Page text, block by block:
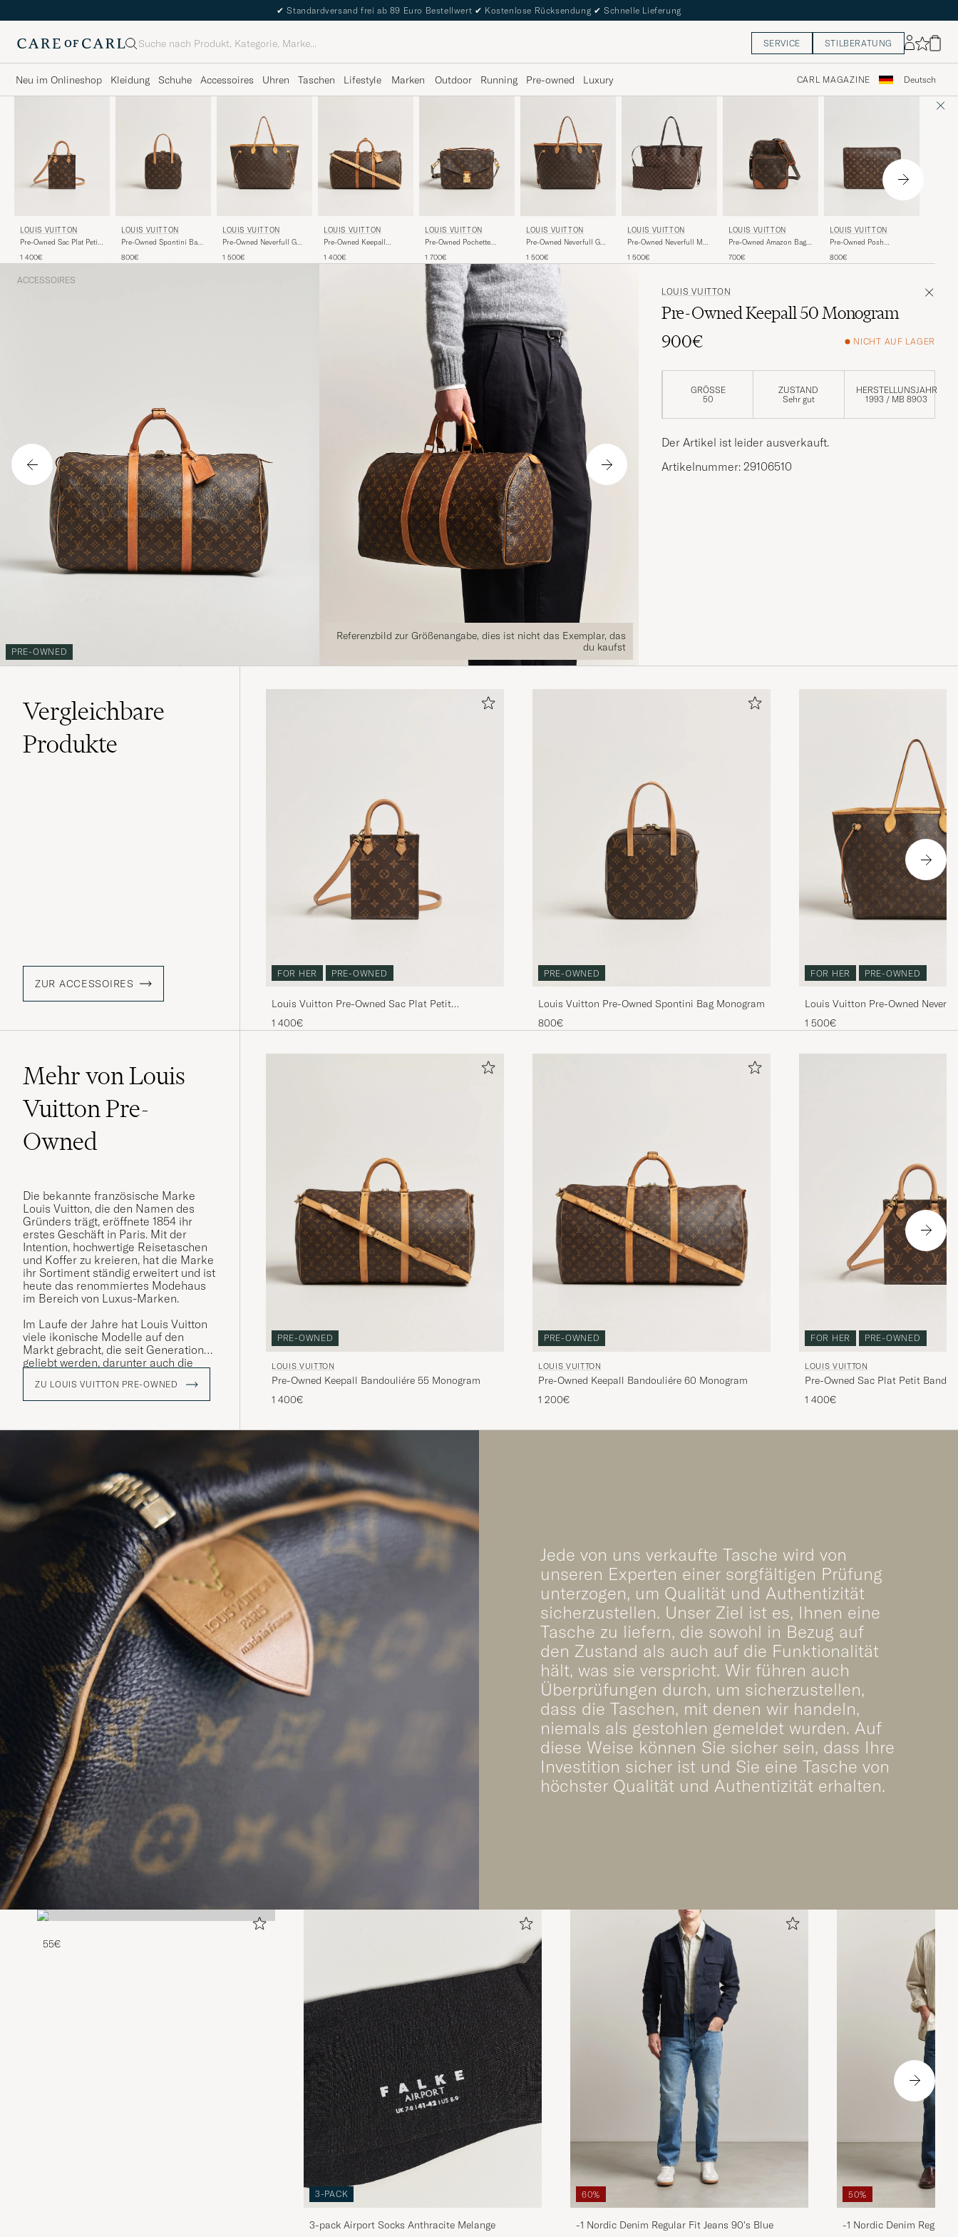
✔ Standardversand frei ab 89 Euro Bestellwert ✔ Kostenlose Rücksendung ✔ Schnelle Lieferung
Suche SERVICE STILBERATUNG
Neu im Onlineshop Kleidung Schuhe Accessoires Uhren Taschen Lifestyle Marken Outdoor Running Pre-owned Luxury CARL MAGAZINE Deutsch
LOUIS VUITTON
Pre-Owned Sac Plat Petit
1 400€
LOUIS VUITTON
Pre-Owned Spontini Bag
800€
LOUIS VUITTON
Pre-Owned Neverfull GM
1 500€
LOUIS VUITTON
Pre-Owned Keepall
Monogram
1 400€
LOUIS VUITTON
Pre-Owned Pochette
1 700€
LOUIS VUITTON
Pre-Owned Neverfull GM
1 500€
LOUIS VUITTON
Pre-Owned Neverfull MM
1 500€
LOUIS VUITTON
Pre-Owned Amazon Bag
700€
LOUIS VUITTON
Pre-Owned Posh
800€
ACCESSOIRES
PRE-OWNED
Referenzbild zur Größenangabe, dies ist nicht das Exemplar, das
du kaufst
LOUIS VUITTON
Pre-Owned Keepall 50 Monogram
900€
NICHT AUF LAGER
GRÖSSE
50
ZUSTAND
Sehr gut
HERSTELLUNSJAHR
1993 / MB 8903
Der Artikel ist leider ausverkauft.
Artikelnummer: 29106510
Vergleichbare
Produkte
ZUR ACCESSOIRES
FOR HER PRE-OWNED
Louis Vuitton Pre-Owned Sac Plat Petit
Bandouliére Monogram
1 400€
PRE-OWNED
Louis Vuitton Pre-Owned Spontini Bag Monogram
800€
FOR HER PRE-OWNED
Louis Vuitton Pre-Owned
1 500€
Mehr von Louis
Vuitton Pre-
Owned
Die bekannte französische Marke
Louis Vuitton, die den Namen des
Gründers trägt, eröffnete 1854 ihr
erstes Geschäft in Paris. Mit der
Intention, hochwertige Reisetaschen
und Koffer zu kreieren, hat die Marke
ihr Sortiment ständig erweitert und ist
heute das renommiertes Modehaus
im Bereich von Luxus-Marken.
Im Laufe der Jahre hat Louis Vuitton
viele ikonische Modelle auf den
Markt gebracht, die seit Generationen
geliebt werden, darunter auch die
sich in einer bunten Palette
verschiedener Designs aber vor
Monogramm, das einen großen
ZU LOUIS VUITTON PRE-OWNED
PRE-OWNED
LOUIS VUITTON
Pre-Owned Keepall Bandouliére 55 Monogram
1 400€
PRE-OWNED
LOUIS VUITTON
Pre-Owned Keepall Bandouliére 60 Monogram
1 200€
FOR HER PRE-OWNED
LOUIS VUITTON
Pre-Owned Sac Plat Petit
1 400€
Jede von uns verkaufte Tasche wird von
unseren Experten einer sorgfältigen Prüfung
unterzogen, um Qualität und Authentizität
sicherzustellen. Unser Ziel ist es, Ihnen eine
Tasche zu liefern, die sowohl in Bezug auf
den Zustand als auch auf die Funktionalität
hält, was sie verspricht. Wir führen auch
Überprüfungen durch, um sicherzustellen,
dass die Taschen, mit denen wir handeln,
niemals als gestohlen gemeldet wurden. Auf
diese Weise können Sie sicher sein, dass Ihre
Investition sicher ist und Sie eine Tasche von
höchster Qualität und Authentizität erhalten.
55€
3-PACK
3-pack Airport Socks Anthracite Melange
60%
-1 Nordic Denim Regular Fit Jeans 90's Blue
50%
-1 Nordic Denim Regular